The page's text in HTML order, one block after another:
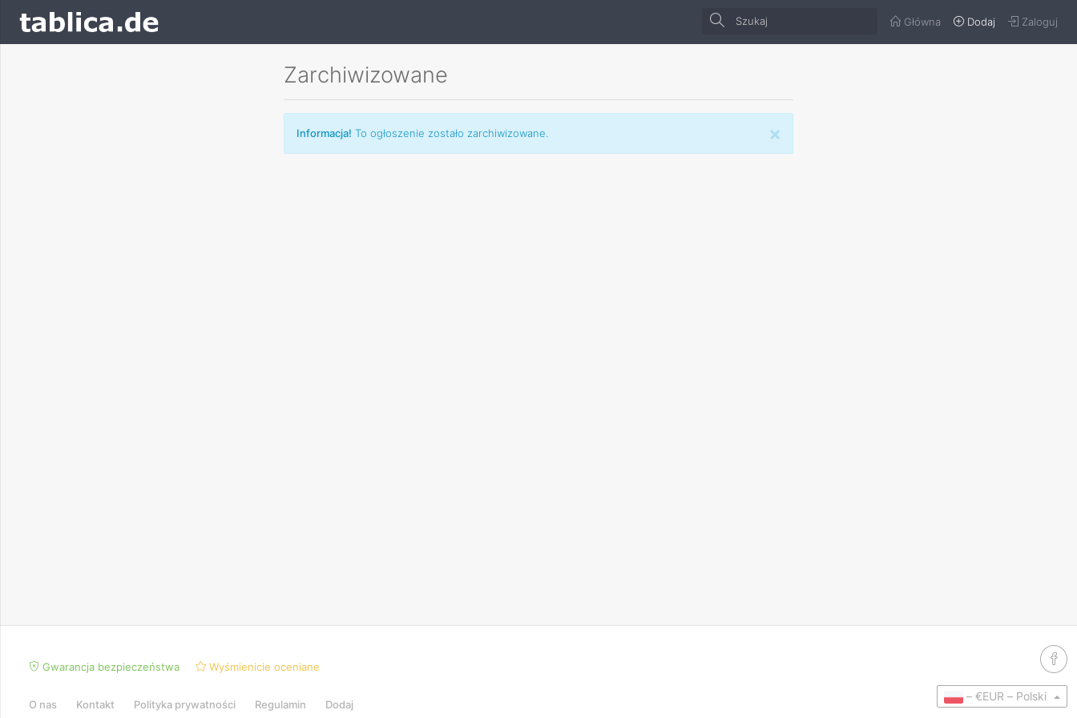
Główna Dodaj Zaloguj
Zarchiwizowane
×
Informacja! To ogłoszenie zostało zarchiwizowane.
Gwarancja bezpieczeństwa Wyśmienicie oceniane
– €EUR – Polski
O nas Kontakt Polityka prywatności Regulamin Dodaj